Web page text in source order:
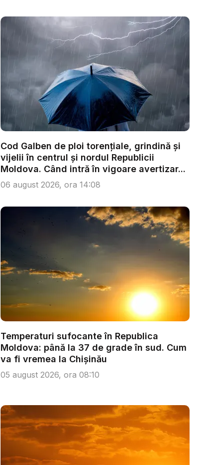
Cod Galben de ploi torențiale, grindină și
vijelii în centrul și nordul Republicii
Moldova. Când intră în vigoare avertizar...
06 august 2026, ora 14:08
Temperaturi sufocante în Republica
Moldova: până la 37 de grade în sud. Cum
va fi vremea la Chișinău
05 august 2026, ora 08:10